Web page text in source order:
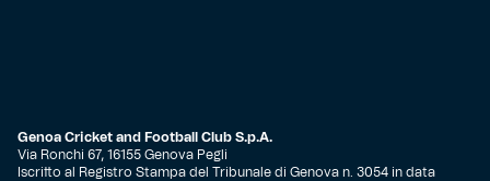
Genoa Cricket and Football Club S.p.A.
Via Ronchi 67, 16155 Genova Pegli
Iscritto al Registro Stampa del Tribunale di Genova n. 3054 in data